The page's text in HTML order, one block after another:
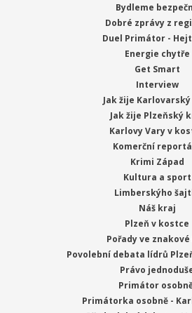
Bydleme
Dobré zprávy z
Duel Primátor -
Energie chytře
Get Smart
Interview
Jak žije
Jak žije Plzeňský
Karlovy Vary v
Komerční
Krimi Západ
Kultura a sport
Limberskýho
Náš kraj
Plzeň v kostce
Pořady ve znakové
Povolební debata lídrů
Právo
Primátor
Primátorka osobně -